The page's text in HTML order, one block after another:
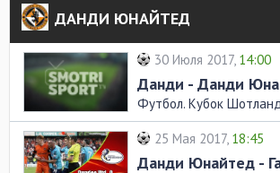
ДАНДИ ЮНАЙТЕД
30 Июля 2017, 14:00
Футбол. Кубок
25 Мая 2017, 18:45